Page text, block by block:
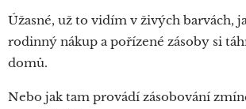
Úžasné, už to vidím v živých barvách,
rodinný nákup a pořízené zásoby si
domů.
Nebo jak tam provádí zásobování